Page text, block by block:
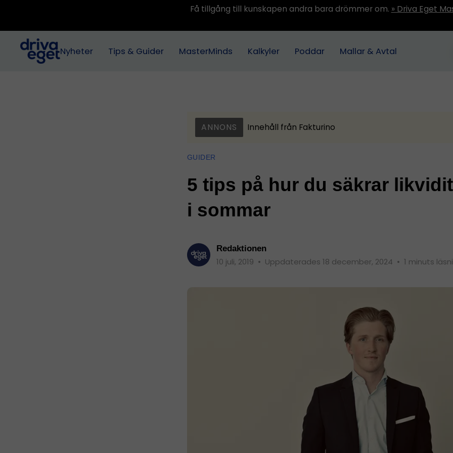
Få tillgång till kunskapen andra bara drömmer om. » Driva Eget
Nyheter Tips & Guider MasterMinds Kalkyler Poddar Mallar & Avtal
ANNONS Innehåll från Fakturino
GUIDER
5 tips på hur du säkrar
i sommar
Redaktionen
10 juli, 2019 • Uppdaterades 18 december, 2024 • 1 minuts